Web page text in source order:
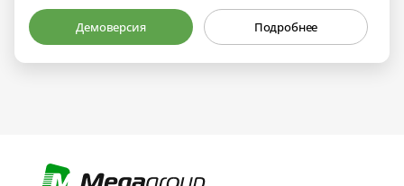
Демоверсия Подробнее